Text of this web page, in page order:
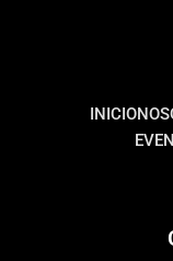
INICIO